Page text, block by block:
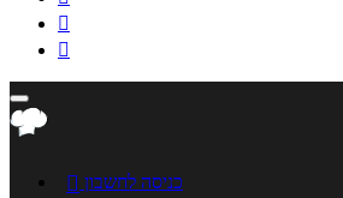


 כניסה לחשבון